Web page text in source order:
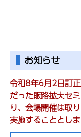
お知らせ
令和8年6月2日訂正
だった販路拡大セ
り、会場開催は取
実施することとしま